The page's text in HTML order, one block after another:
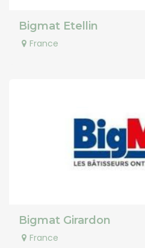
Bigmat Etellin
France
Bigmat Girardon
France